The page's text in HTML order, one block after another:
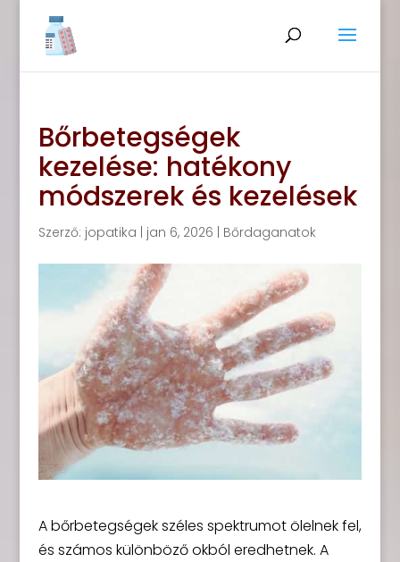
Bőrbetegségek
kezelése: hatékony
módszerek és kezelések
Szerző: jopatika jan 6, 2026 Bőrdaganatok
A bőrbetegségek széles spektrumot ölelnek fel,
és számos különböző okból eredhetnek. A